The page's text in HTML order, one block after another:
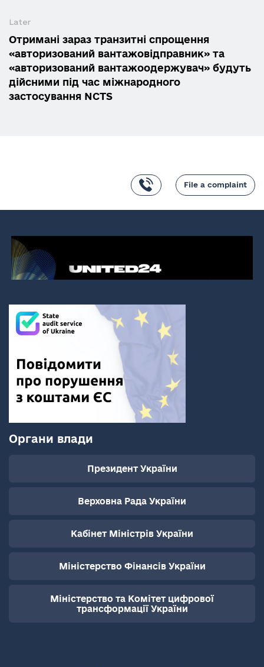
Later
Отримані зараз транзитні спрощення
«авторизований вантажовідправник» та
«авторизований вантажоодержувач» будуть
дійсними під час міжнародного
застосування NCTS
File a complaint
Органи влади
Президент України
Верховна Рада України
Кабінет Міністрів України
Міністерство Фінансів України
Міністерство та Комітет цифрової
трансформації України